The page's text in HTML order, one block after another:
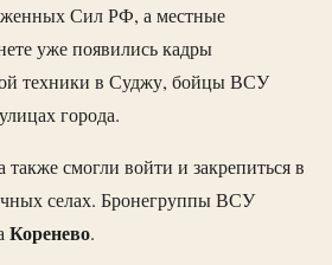
Сил РФ, а местные
уже появились кадры
техники в Суджу, бойцы ВСУ
города.
также смогли войти и закрепиться в
селах. Бронегруппы ВСУ
Коренево.